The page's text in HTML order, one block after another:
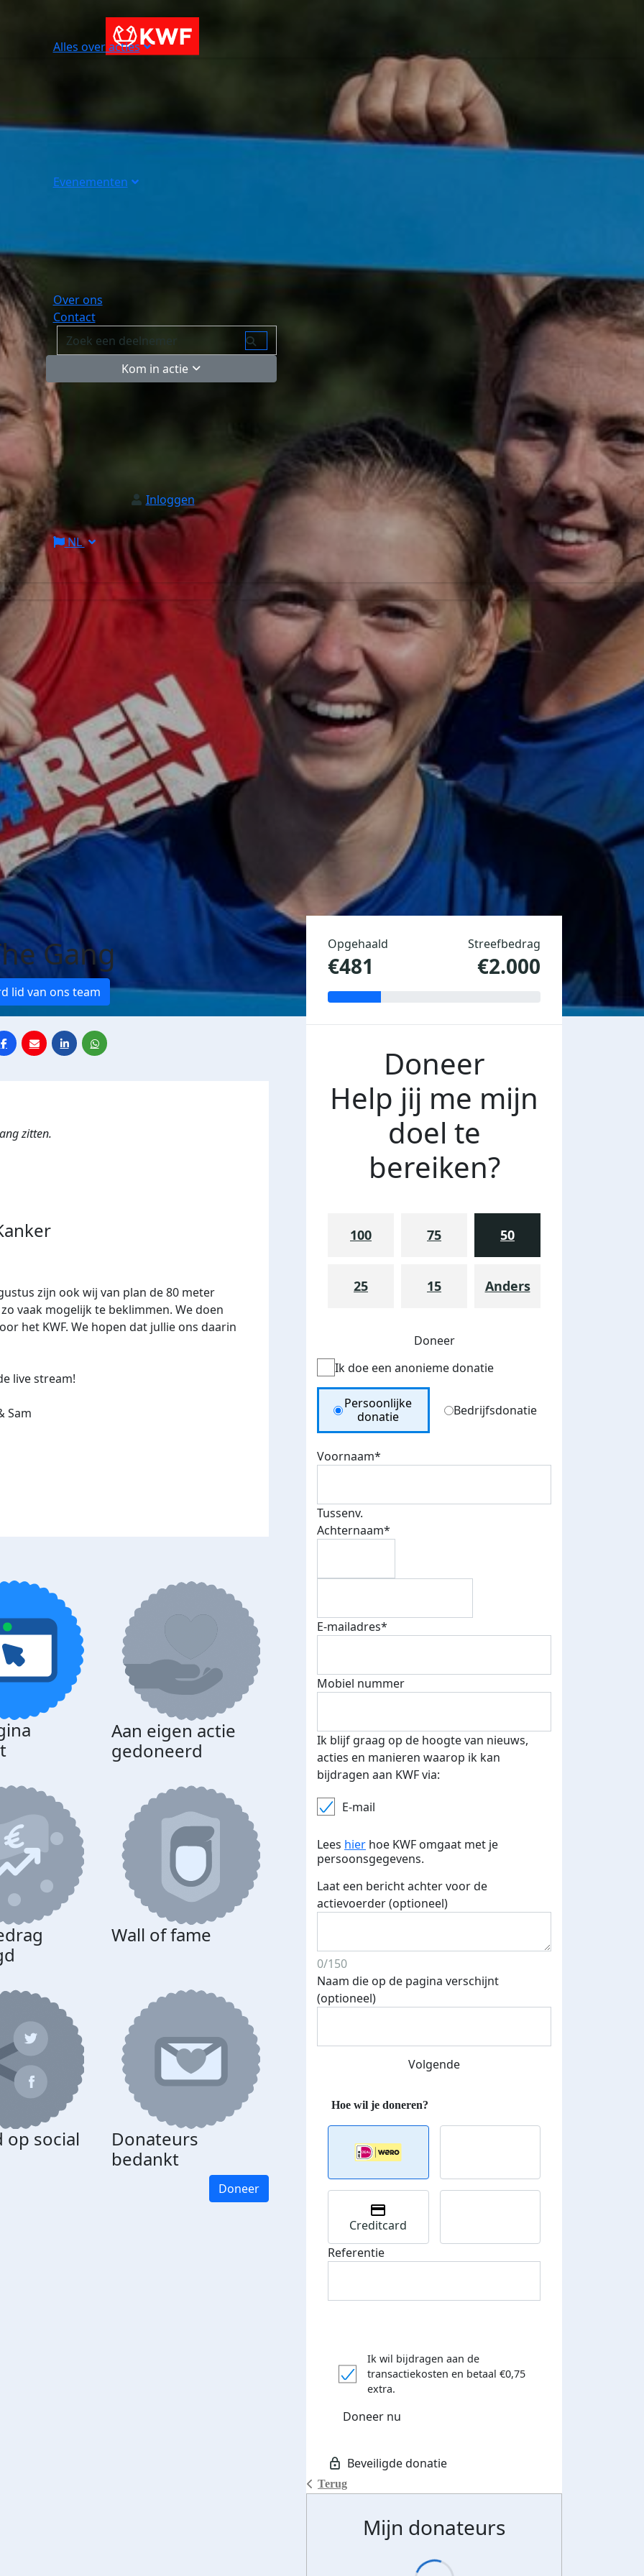
Alles over acties
Evenementen
Over ons
Contact
Kom in actie
Inloggen
NL
Gang
lid van ons team
zitten.
zijn ook wij van plan de 80 meter
vaak mogelijk te beklimmen. We doen
het KWF. We hopen dat jullie ons daarin
live stream!
Sam
Aan eigen actie
gedoneerd
Wall of fame
op social
Donateurs
bedankt
Doneer
Opgehaald
€481
Streefbedrag
€2.000
Doneer
Help jij me mijn
doel te
bereiken?
100 75 50
25 15 Anders
Doneer
Ik doe een anonieme donatie
Donation Type
Persoonlijke
donatie
Bedrijfsdonatie
Voornaam*
Tussenv.
Achternaam*
E-mailadres*
Mobiel nummer
Ik blijf graag op de hoogte van nieuws,
acties en manieren waarop ik kan
bijdragen aan KWF via:
E-mail
Lees hier hoe KWF omgaat met je
persoonsgegevens.
Laat een bericht achter voor de
actievoerder (optioneel)
0/150
Naam die op de pagina verschijnt
(optioneel)
Volgende
Terug
Creditcard
Referentie
Ik wil bijdragen aan de
transactiekosten en betaal €0,75
extra.
Doneer nu
Mijn donateurs